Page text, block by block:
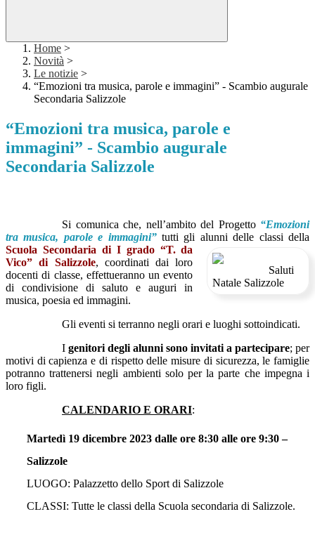
Home >
Novità >
Le notizie >
“Emozioni tra musica, parole e immagini” - Scambio augurale
Secondaria Salizzole
“Emozioni tra musica, parole e
immagini” - Scambio augurale
Secondaria Salizzole
Si comunica che, nell’ambito del Progetto “Emozioni
tra musica, parole e immagini”tutti gli alunni delle classidella
Scuola Secondaria di I grado “T. da
Vico” di Salizzole, coordinati dai loro
docenti di classe, effettueranno un evento
di condivisione di saluto e auguri in
musica, poesia ed immagini.
Gli eventi si terranno negli orari e luoghi sottoindicati.
I genitori degli alunni sono invitati a partecipare; per
motivi di capienza e di rispetto delle misure di sicurezza, le famiglie
potranno trattenersi negli ambienti solo per la parte che impegna i
loro figli.
CALENDARIO E ORARI:
Martedì 19 dicembre 2023 dalle ore 8:30 alle ore 9:30 –
Salizzole
LUOGO: Palazzetto dello Sport di Salizzole
CLASSI: Tutte le classi della Scuola secondaria di Salizzole.